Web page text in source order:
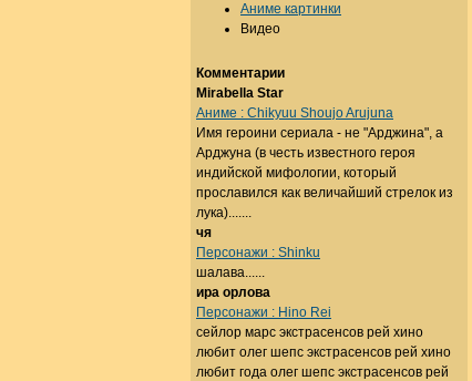
Аниме картинки
Видео
Комментарии
Mirabella Star
Аниме : Chikyuu Shoujo Arujuna
Имя героини сериала - не "Арджина", а
Арджуна (в честь известного героя
индийской мифологии, который
прославился как величайший стрелок из
лука).......
чя
Персонажи : Shinku
шалава......
ира орлова
Персонажи : Hino Rei
сейлор марс экстрасенсов рей хино
любит олег шепс экстрасенсов рей хино
любит года олег шепс экстрасенсов рей